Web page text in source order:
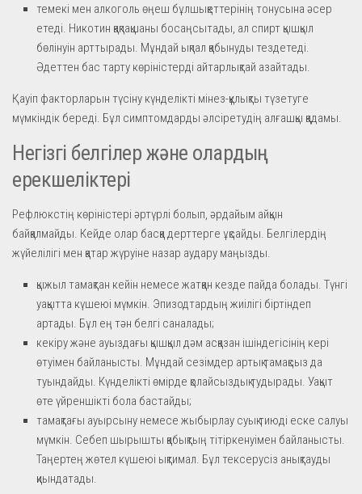
темекі мен алкоголь өңеш бұлшықеттерінің тонусына әсер
етеді. Никотин қақпақшаны босаңсытады, ал спирт қышқыл
бөлінуін арттырады. Мұндай ықпал қабынуды тездетеді.
Әдеттен бас тарту көріністерді айтарлықтай азайтады.
Қауіп факторларын түсіну күнделікті мінез-құлықты түзетуге
мүмкіндік береді. Бұл симптомдарды әлсіретудің алғашқы қадамы.
Негізгі белгілер және олардың
ерекшеліктері
Рефлюкстің көріністері әртүрлі болып, әрдайым айқын
байқалмайды. Кейде олар басқа дерттерге ұқсайды. Белгілердің
жүйелілігі мен қатар жүруіне назар аудару маңызды.
қыжыл тамақтан кейін немесе жатқан кезде пайда болады. Түнгі
уақытта күшеюі мүмкін. Эпизодтардың жиілігі біртіндеп
артады. Бұл ең тән белгі саналады;
кекіру және ауыздағы қышқыл дәм асқазан ішіндегісінің кері
өтуімен байланысты. Мұндай сезімдер артық тамақсыз да
туындайды. Күнделікті өмірде қолайсыздық тудырады. Уақыт
өте үйреншікті бола бастайды;
тамақтағы ауырсыну немесе жыбырлау суық тиюді еске салуы
мүмкін. Себеп шырышты қабықтың тітіркенуімен байланысты.
Таңертең жөтел күшеюі ықтимал. Бұл тексерусіз анықтауды
қиындатады.